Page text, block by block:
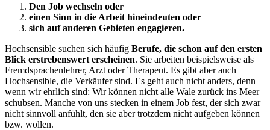
Den Job wechseln oder
einen Sinn in die Arbeit hineindeuten oder
sich auf anderen Gebieten engagieren.
Hochsensible suchen sich häufig Berufe, die schon auf den ersten
Blick erstrebenswert erscheinen. Sie arbeiten beispielsweise als
Fremdsprachenlehrer, Arzt oder Therapeut. Es gibt aber auch
Hochsensible, die Verkäufer sind. Es geht auch nicht anders, denn
wenn wir ehrlich sind: Wir können nicht alle Wale zurück ins Meer
schubsen. Manche von uns stecken in einem Job fest, der sich zwar
nicht sinnvoll anfühlt, den sie aber trotzdem nicht aufgeben können
bzw. wollen.